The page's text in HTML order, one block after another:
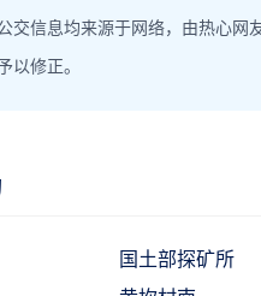
交信息均来源于网络，由热心网
以修正。
国土部探矿所